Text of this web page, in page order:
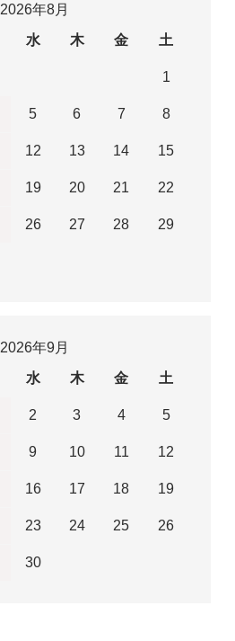
2026年8月
水 木 金 土
1
5 6 7 8
12 13 14 15
19 20 21 22
26 27 28 29
2026年9月
水 木 金 土
2 3 4 5
9 10 11 12
16 17 18 19
23 24 25 26
30